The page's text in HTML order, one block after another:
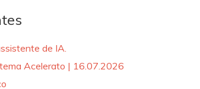
de IA.
Acelerato | 16.07.2026